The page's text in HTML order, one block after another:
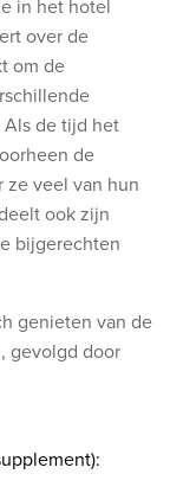
in het hotel
over de
om de
de tijd het
de
veel van hun
ook zijn
bijgerechten
genieten van de
gevolgd door